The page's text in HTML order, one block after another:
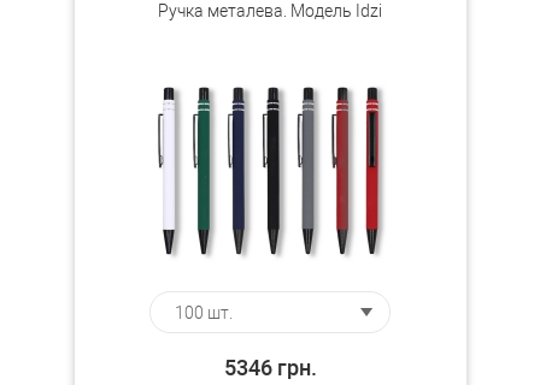
Ручка металева. Модель Idzi
5346 грн.